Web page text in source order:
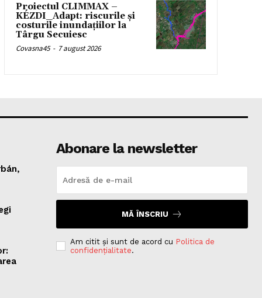
Proiectul CLIMMAX –
KÉZDI_Adapt: riscurile și
costurile inundațiilor la
Târgu Secuiesc
Covasna45 - 7 august 2026
Abonare la newsletter
MĂ ÎNSCRIU
Am citit și sunt de acord cu Politica de
confidențialitate.